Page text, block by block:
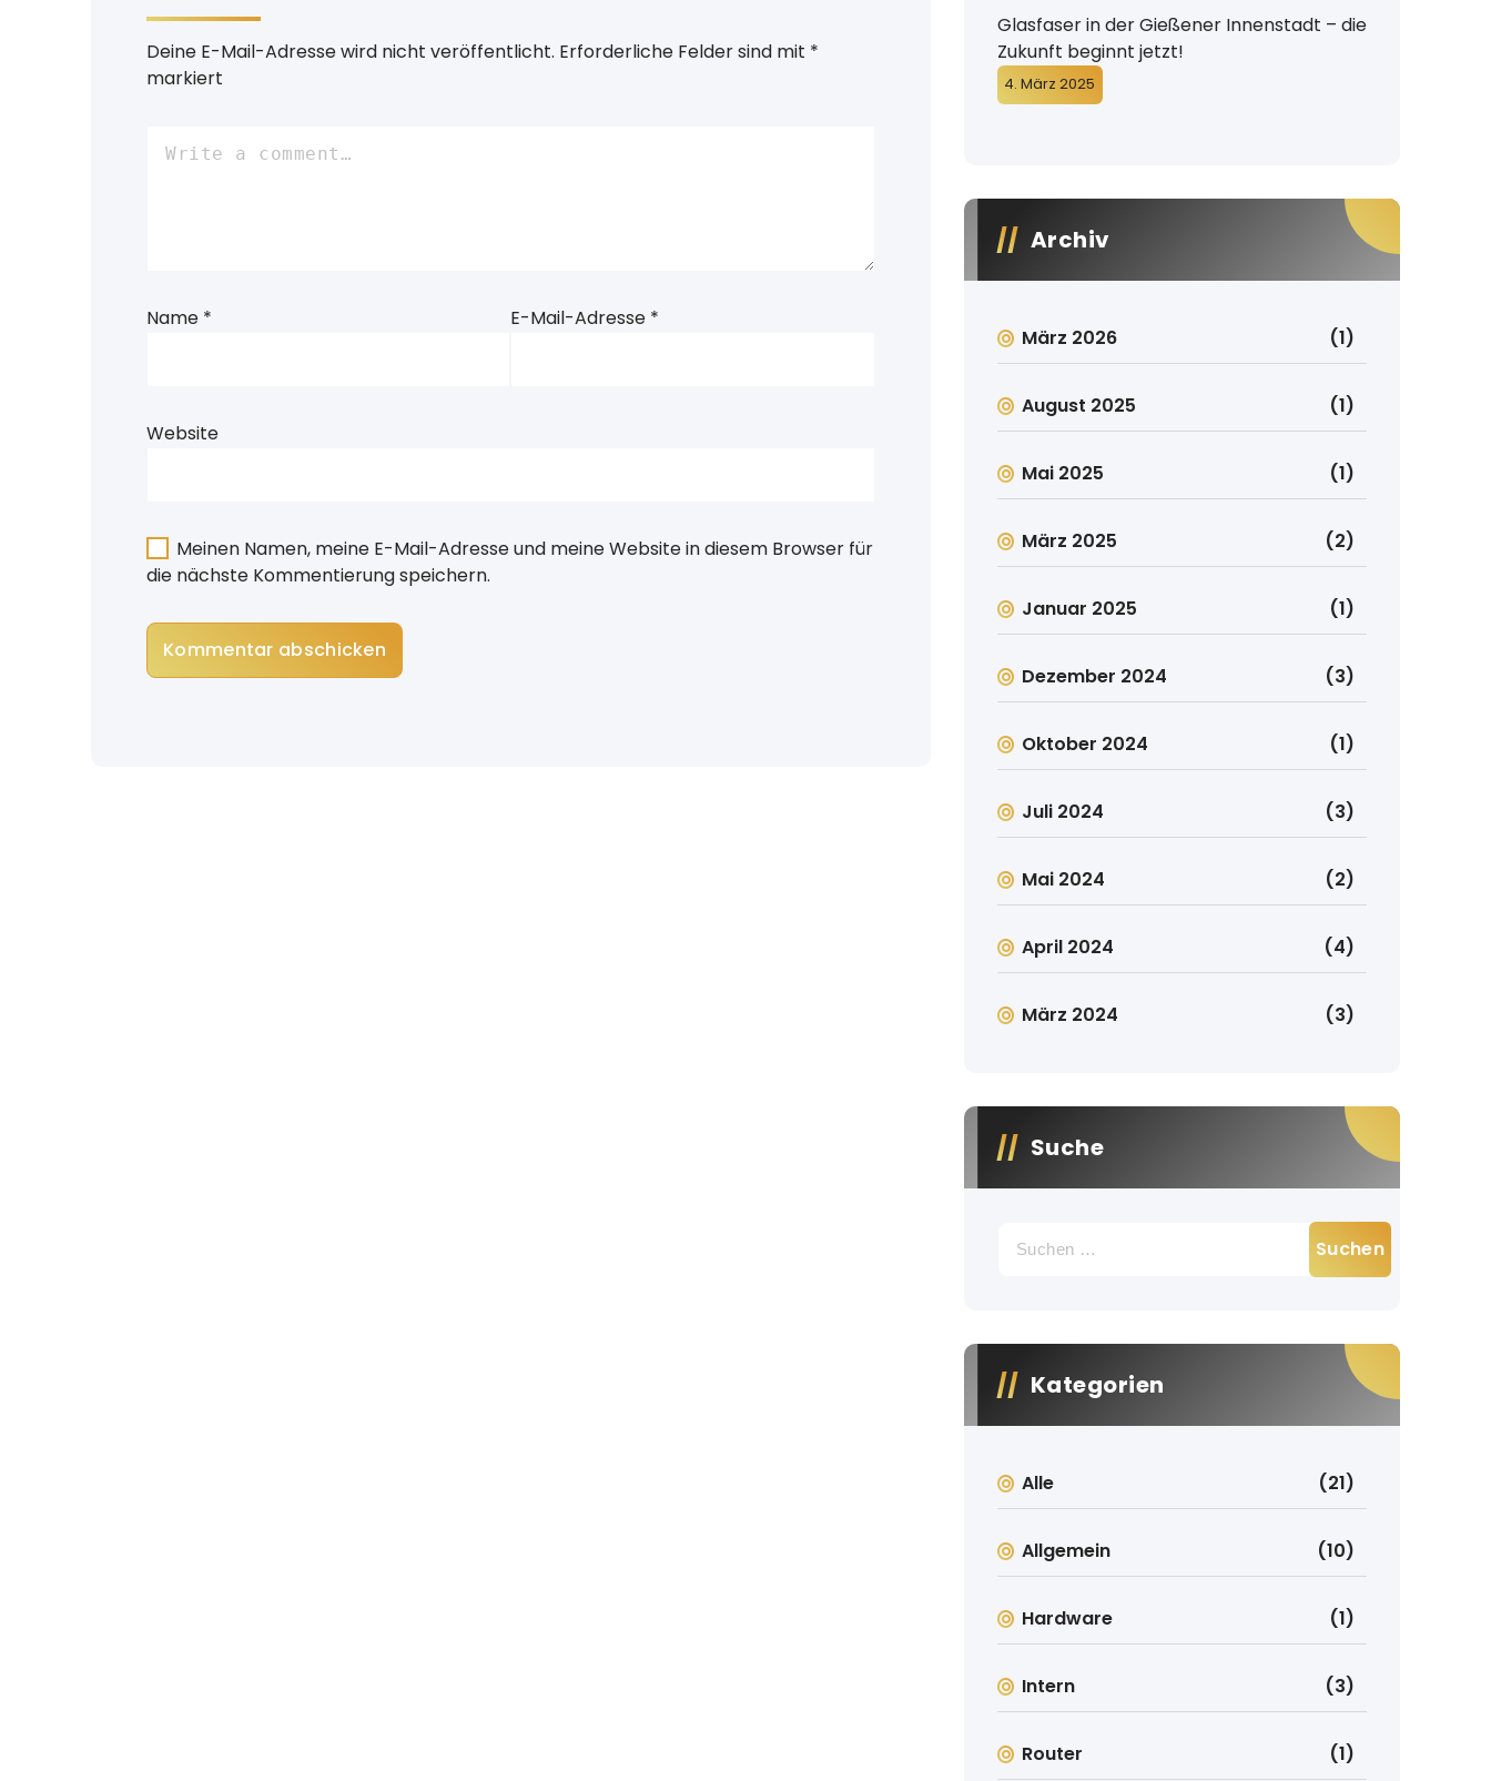
Deine E-Mail-Adresse wird nicht veröffentlicht. Erforderliche Felder sind mit *
markiert
Name * E-Mail-Adresse *
Website
Meinen Namen, meine E-Mail-Adresse und meine Website in diesem Browser für
die nächste Kommentierung speichern.
Glasfaser in der Gießener Innenstadt – die
Zukunft beginnt jetzt!
4. März 2025
Archiv
März 2026 (1)
August 2025 (1)
Mai 2025 (1)
März 2025 (2)
Januar 2025 (1)
Dezember 2024 (3)
Oktober 2024 (1)
Juli 2024 (3)
Mai 2024 (2)
April 2024 (4)
März 2024 (3)
Suche
nach:
Kategorien
Alle (21)
Allgemein (10)
Hardware (1)
Intern (3)
Router (1)